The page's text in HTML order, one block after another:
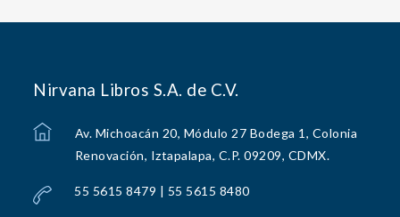
Nirvana Libros S.A. de C.V.
Av. Michoacán 20, Módulo 27 Bodega 1, Colonia
Renovación, Iztapalapa, C.P. 09209, CDMX.
55 5615 8479 | 55 5615 8480